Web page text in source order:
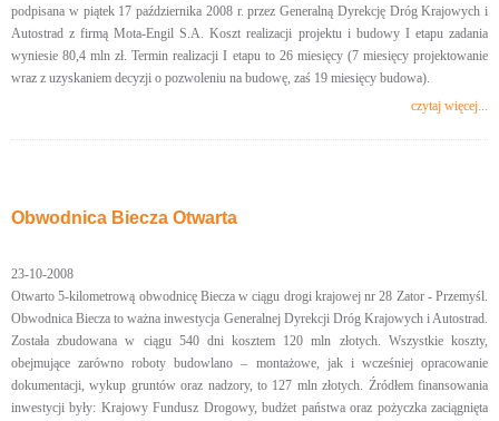
podpisana w piątek 17 października 2008 r. przez Generalną Dyrekcję Dróg Krajowych i
Autostrad z firmą Mota-Engil S.A. Koszt realizacji projektu i budowy I etapu zadania
wyniesie 80,4 mln zł. Termin realizacji I etapu to 26 miesięcy (7 miesięcy projektowanie
wraz z uzyskaniem decyzji o pozwoleniu na budowę, zaś 19 miesięcy budowa).
czytaj więcej...
Obwodnica Biecza Otwarta
23-10-2008
Otwarto 5-kilometrową obwodnicę Biecza w ciągu drogi krajowej nr 28 Zator - Przemyśl.
Obwodnica Biecza to ważna inwestycja Generalnej Dyrekcji Dróg Krajowych i Autostrad.
Została zbudowana w ciągu 540 dni kosztem 120 mln złotych. Wszystkie koszty,
obejmujące zarówno roboty budowlano – montażowe, jak i wcześniej opracowanie
dokumentacji, wykup gruntów oraz nadzory, to 127 mln złotych. Źródłem finansowania
inwestycji były: Krajowy Fundusz Drogowy, budżet państwa oraz pożyczka zaciągnięta